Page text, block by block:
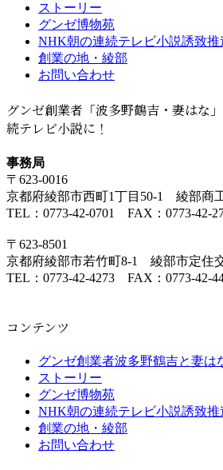
ストーリー
グンゼ博物苑
NHK朝の連続テレビ小説誘致推
創業の地・綾部
お問い合わせ
グンゼ創業者「波多野鶴吉・妻はな
続テレビ小説に！
事務局
〒623-0016
京都府綾部市西町1丁目50-1 綾部商
TEL：0773-42-0701 FAX：0773-42-
〒623-8501
京都府綾部市若竹町8-1 綾部市定住
TEL：0773-42-4273 FAX：0773-42-
コンテンツ
グンゼ創業者波多野鶴吉と妻は
ストーリー
グンゼ博物苑
NHK朝の連続テレビ小説誘致推
創業の地・綾部
お問い合わせ